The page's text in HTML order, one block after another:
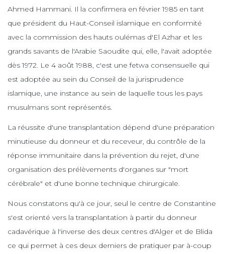
Ahmed Hammani. Il la confirmera en février 1985 en tant
que président du Haut-Conseil islamique en conformité
avec la commission des hauts oulémas d'El Azhar et les
grands savants de l'Arabie Saoudite qui, elle, l'avait adoptée
dès 1972. Le 4 août 1988, c'est une fetwa consensuelle qui
est adoptée au sein du Conseil de la jurisprudence
islamique, une instance au sein de laquelle tous les pays
musulmans sont représentés.
La réussite d'une transplantation dépend d'une préparation
minutieuse du donneur et du receveur, du contrôle de la
réponse immunitaire dans la prévention du rejet, d'une
organisation des prélèvements d'organes sur "mort
cérébrale" et d'une bonne technique chirurgicale.
Nous constatons qu'à ce jour, seul le centre de Constantine
s'est orienté vers la transplantation à partir du donneur
cadavérique à l'inverse des deux centres d'Alger et de Blida
ce qui permet à ces deux derniers de pratiquer par à-coup